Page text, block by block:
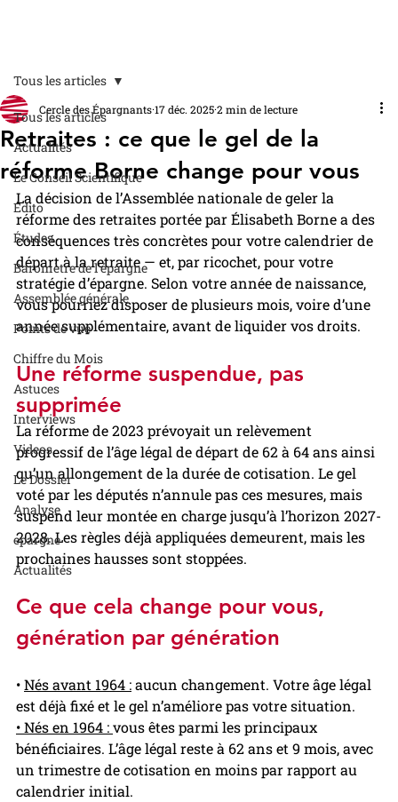
Tous les articles
Actualités
Le Conseil Scientifique
Édito
Études
Baromètre de l'épargne
Assemblée générale
Points de vue
Chiffre du Mois
Astuces
Interviews
Videos
Le Dossier
Analyse
epargne
Actualités
Tous les articles
Retraites : ce que le gel de la
réforme Borne change pour vous
Cercle des Épargnants17 déc. 20252 min de lecture
La décision de l’Assemblée nationale de geler la
réforme des retraites portée par Élisabeth Borne a des
conséquences très concrètes pour votre calendrier de
départ à la retraite — et, par ricochet, pour votre
stratégie d’épargne. Selon votre année de naissance,
vous pourriez disposer de plusieurs mois, voire d’une
année supplémentaire, avant de liquider vos droits.
Une réforme suspendue, pas
supprimée
La réforme de 2023 prévoyait un relèvement
progressif de l’âge légal de départ de 62 à 64 ans ainsi
qu’un allongement de la durée de cotisation. Le gel
voté par les députés n’annule pas ces mesures, mais
suspend leur montée en charge jusqu’à l’horizon 2027-
2028. Les règles déjà appliquées demeurent, mais les
prochaines hausses sont stoppées.
Ce que cela change pour vous,
génération par génération
• Nés avant 1964 : aucun changement. Votre âge légal
est déjà fixé et le gel n’améliore pas votre situation.
• Nés en 1964 : vous êtes parmi les principaux
bénéficiaires. L’âge légal reste à 62 ans et 9 mois, avec
un trimestre de cotisation en moins par rapport au
calendrier initial.